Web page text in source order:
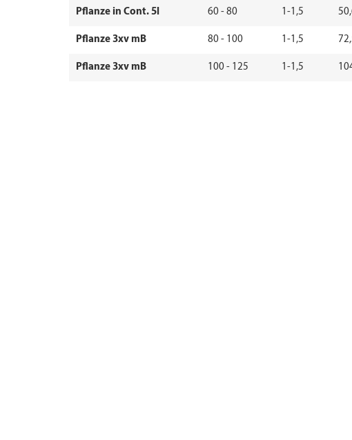
Pflanze in Cont. 5l 60 - 80 1-1,5
Pflanze 3xv mB 80 - 100 1-1,5
Pflanze 3xv mB 100 - 125 1-1,5